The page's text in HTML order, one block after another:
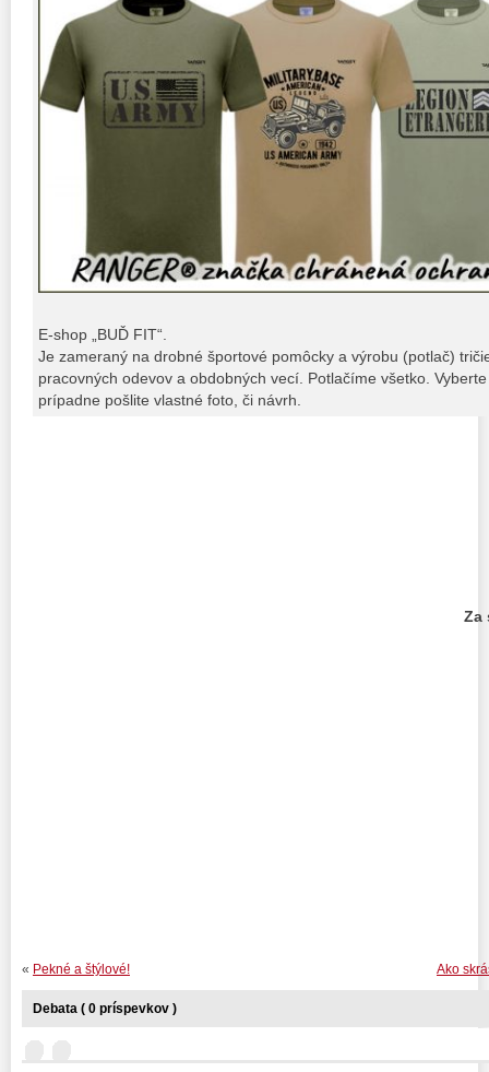
E-shop „BUĎ FIT“.
Je zameraný na drobné športové pomôcky a výrobu (potlač)
pracovných odevov a obdobných vecí. Potlačíme všetko.
prípadne pošlite vlastné foto, či návrh.
Za
Ako
« Pekné a štýlové!
Debata ( 0 príspevkov )